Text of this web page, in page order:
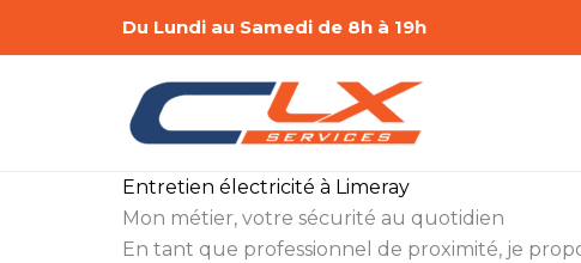
Du Lundi au Samedi de 8h à 19h
Entretien électricité à Limeray
Mon métier, votre sécurité au quotidien
En tant que professionnel de proximité, je